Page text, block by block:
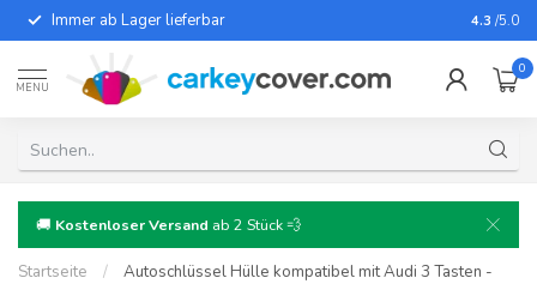
Immer ab Lager lieferbar Für fast
4.3 /5.0
MENU
0
🚚 Kostenloser Versand ab 2 Stück 💨
Startseite /
Autoschlüssel Hülle kompatibel mit Audi 3 Tasten -